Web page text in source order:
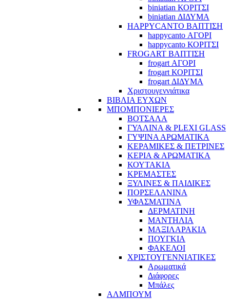
biniatian ΚΟΡΙΤΣΙ
biniatian ΔΙΔΥΜΑ
HAPPYCANTO ΒΑΠΤΙΣΗ
happycanto ΑΓΟΡΙ
happycanto ΚΟΡΙΤΣΙ
FROGART ΒΑΠΤΙΣΗ
frogart ΑΓΟΡΙ
frogart ΚΟΡΙΤΣΙ
frogart ΔΙΔΥΜΑ
Χριστουγεννιάτικα
ΒΙΒΛΙΑ ΕΥΧΩΝ
ΜΠΟΜΠΟΝΙΕΡΕΣ
ΒΟΤΣΑΛΑ
ΓΥΑΛΙΝΑ & PLEXI GLASS
ΓΥΨΙΝΑ ΑΡΩΜΑΤΙΚΑ
ΚΕΡΑΜΙΚΕΣ & ΠΕΤΡΙΝΕΣ
ΚΕΡΙΑ & ΑΡΩΜΑΤΙΚΑ
ΚΟΥΤΑΚΙΑ
ΚΡΕΜΑΣΤΕΣ
ΞΥΛΙΝΕΣ & ΠΑΙΔΙΚΕΣ
ΠΟΡΣΕΛΑΝΙΝΑ
ΥΦΑΣΜΑΤΙΝA
ΔΕΡΜΑΤΙΝΗ
ΜΑΝΤΗΛΙΑ
ΜΑΞΙΛΑΡΑΚΙΑ
ΠΟΥΓΚΙΑ
ΦΑΚΕΛΟΙ
ΧΡΙΣΤΟΥΓΕΝΝΙΑΤΙΚΕΣ
Αρωματικά
Διάφορες
Μπάλες
ΑΛΜΠΟΥΜ